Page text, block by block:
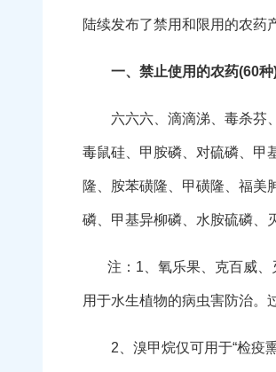
陆续发布了禁用和限用的农药
一、 禁止使用的农药(60种
六六六、滴滴涕、毒杀芬、
毒鼠硅、甲胺磷、对硫磷、甲
隆、胺苯磺隆、甲磺隆、福美
磷、甲基异柳磷、水胺硫磷、
注：1、氧乐果、克百威、
用于水生植物的病虫害防治。
2、溴甲烷仅可用于“检疫熏